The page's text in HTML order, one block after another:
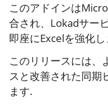
このアドインは
合され、Lokadサー
即座にExcelを強化
このリリースには、
スと改善された同期
ます.